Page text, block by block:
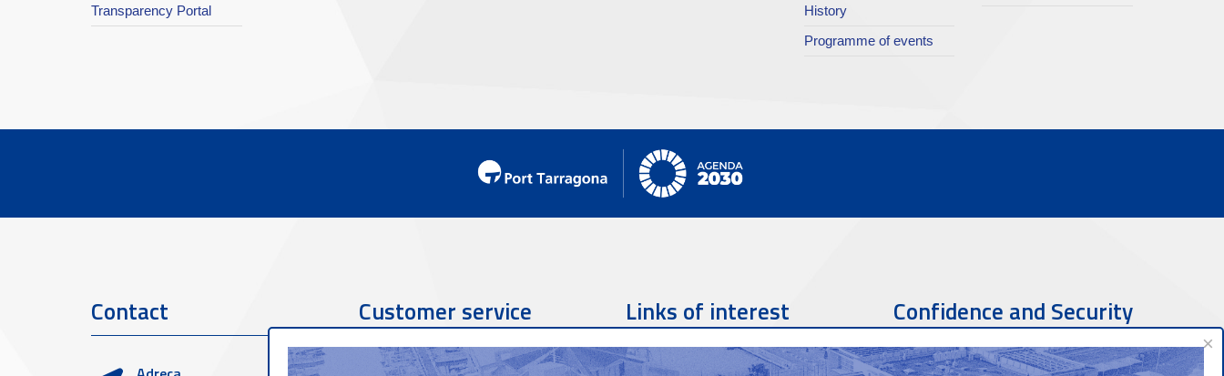
Transparency Portal
History
Programme of events
Contact Customer service Links of interest Confidence and Security
×